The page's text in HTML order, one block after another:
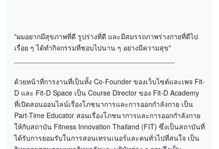
"ผมอยากมีสุขภาพที่ดี รูปร่างที่ดี และมีสมรรถภาพร่างกายที่ดีไป
เรื่อย ๆ ได้ทำกิจกรรมที่ชอบไปนาน ๆ อย่างมีความสุข"
ด้วยหน้าที่การงานที่เป็นทั้ง Co-Founder ของเว็บไซต์และเพจ Fit-
D และ Fit-D Space เป็น Course Director ของ Fit-D Academy
ที่เปิดสอนออนไลน์เรื่องโภชนาการและการออกกำลังกาย เป็น
Part-Time Educator สอนเรื่องโภชนาการและการออกกำลังกาย
ให้กับสถาบัน Fitness Innovation Thailand (FIT) ซึ่งเป็นสถาบันที่
ได้รับการยอมรับในการสอนเทรนเนอร์และคนทั่วไปที่สนใจ เป็น